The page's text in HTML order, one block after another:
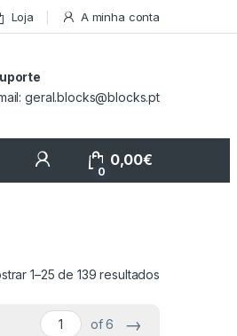
Loja A minha conta
geral.blocks@blocks.pt
My Account
0
0,00€
1–25 de 139 resultados
of 6 →